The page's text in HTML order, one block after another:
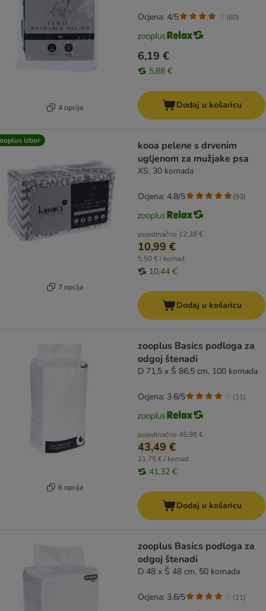
4 opcija
6,19 €
5,88 €
Ocjena: 4/5 (60)
Dodaj u košaricu
izbor
7 opcija
kooa pelene s drvenim
ugljenom za mužjake psa
XS, 30 komada
pojedinačno 12,38 €
10,99 €
5,50 € / komad
10,44 €
Ocjena: 4.8/5 (93)
Dodaj u košaricu
6 opcija
zooplus Basics podloga za
odgoj štenadi
D 71,5 x Š 86,5 cm, 100 komada
pojedinačno 45,98 €
43,49 €
21,75 € / komad
41,32 €
Ocjena: 3.6/5 (11)
Dodaj u košaricu
zooplus Basics podloga za
odgoj štenadi
D 48 x Š 48 cm, 50 komada
Ocjena: 3.6/5 (11)